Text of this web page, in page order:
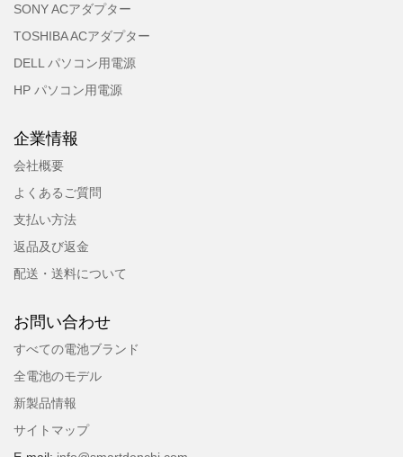
SONY ACアダプター
TOSHIBA ACアダプター
DELL パソコン用電源
HP パソコン用電源
企業情報
会社概要
よくあるご質問
支払い方法
返品及び返金
配送・送料について
お問い合わせ
すべての電池ブランド
全電池のモデル
新製品情報
サイトマップ